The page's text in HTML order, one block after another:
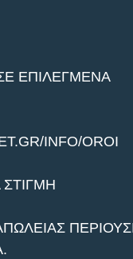
ΕΠΙΛΕΓΜΕΝΑ
INFO/OROI